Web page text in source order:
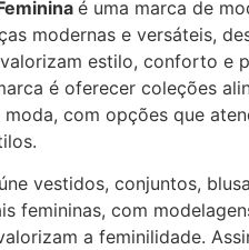
é uma marca de
modernas e versáteis,
estilo, conforto e
é oferecer coleções
com opções que
vestidos, conjuntos,
femininas, com
a feminilidade.